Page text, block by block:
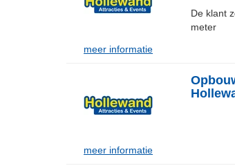
meer informatie
De klant
meter
meer informatie